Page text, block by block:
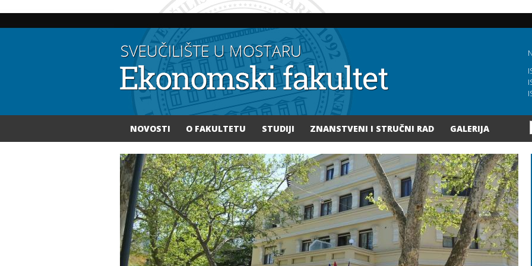
glavni
NOVOSTI O FAKULTETU STUDIJI ZNANSTVENI I STRUČNI RAD GALERIJA
Vi ste ovdje